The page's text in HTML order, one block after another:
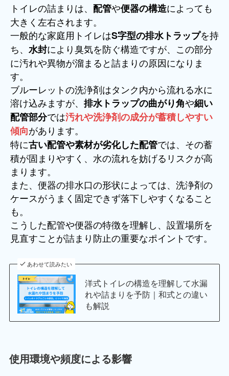
トイレの詰まりは、 配管や便器の構造によっても
大きく左右されます。
一般的な家庭用トイレはS字型の排水トラップを持
ち、 水封により臭気を防ぐ構造ですが、この部分
に汚れや異物が溜まると詰まりの原因になりま
す。
ブルーレットの洗浄剤はタンク内から流れる水に
溶け込みますが、 排水トラップの曲がり角や細い
配管部分では汚れや洗浄剤の成分が蓄積しやすい
傾向があります。
特に古い配管や素材が劣化した配管では、その蓄
積が固まりやすく、水の流れを妨げるリスクが高
まります。
また、便器の排水口の形状によっては、洗浄剤の
ケースがうまく固定できず落下しやすくなること
も。
こうした配管や便器の特徴を理解し、設置場所を
見直すことが詰まり防止の重要なポイントです。
あわせて読みたい
洋式トイレの構造を理解して水漏
れや詰まりを予防｜和式との違い
も解説
使用環境や頻度による影響